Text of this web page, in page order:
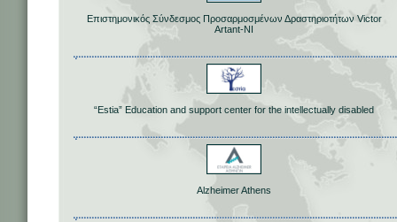
Επιστημονικός Σύνδεσμος Προσαρμοσμένων Δραστηριοτήτων Victor
Artant-ΝΙ
“Estia” Education and support center for the intellectually disabled
Alzheimer Athens